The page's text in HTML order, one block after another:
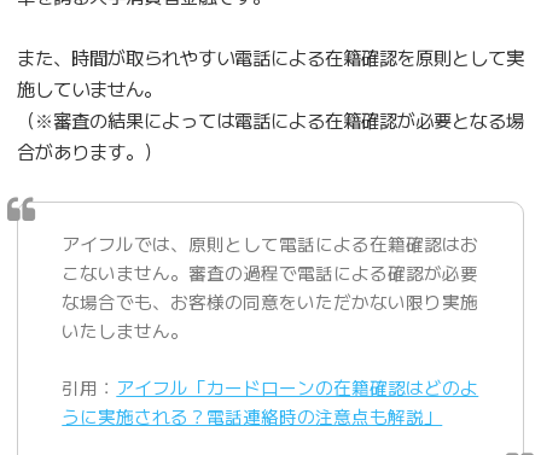
また、時間が取られやすい電話による在籍確認を原則として実
施していません。
（※審査の結果によっては電話による在籍確認が必要となる場
合があります。）
アイフルでは、原則として電話による在籍確認はお
こないません。審査の過程で電話による確認が必要
な場合でも、お客様の同意をいただかない限り実施
いたしません。
引用： アイフル「カードローンの在籍確認はどのよ
うに実施される？電話連絡時の注意点も解説」